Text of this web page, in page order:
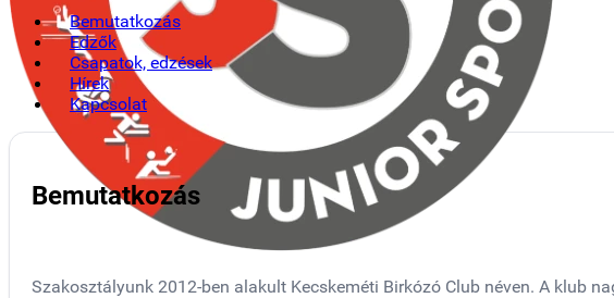
Bemutatkozás
Edzők
Csapatok, edzések
Hírek
Kapcsolat
Bemutatkozás
Szakosztályunk 2012-ben alakult Kecskeméti Birkózó Club néven. A klub